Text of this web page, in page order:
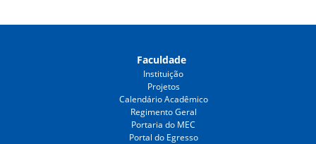
Faculdade
Instituição
Projetos
Calendário Acadêmico
Regimento Geral
Portaria do MEC
Portal do Egresso